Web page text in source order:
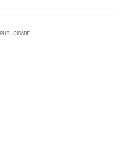
PUBLICIDADE